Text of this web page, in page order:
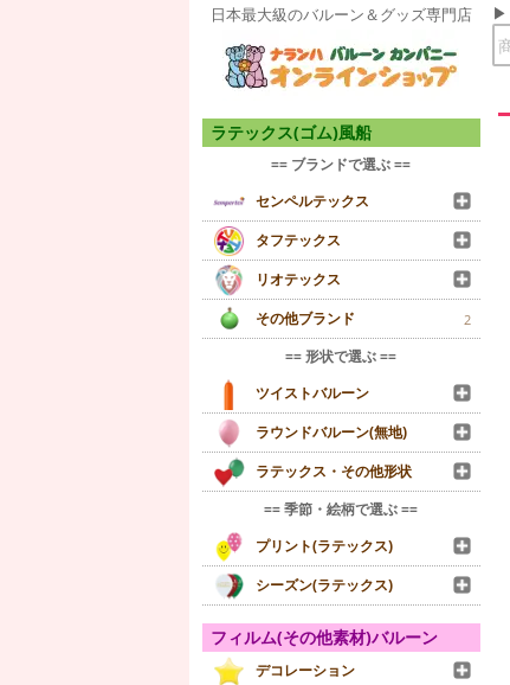
日本最大級のバルーン＆グッズ専門店
ラテックス(ゴム)風船
== ブランドで選ぶ ==
センペルテックス
タフテックス
リオテックス
その他ブランド
2
== 形状で選ぶ ==
ツイストバルーン
ラウンドバルーン(無地)
ラテックス・その他形状
== 季節・絵柄で選ぶ ==
プリント(ラテックス)
シーズン(ラテックス)
フィルム(その他素材)バルーン
デコレーション